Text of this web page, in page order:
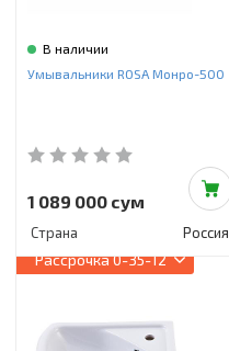
В наличии
Умывальники ROSA Монро-500
1 089 000 сум
Страна Россия
Рассрочка0-35-12